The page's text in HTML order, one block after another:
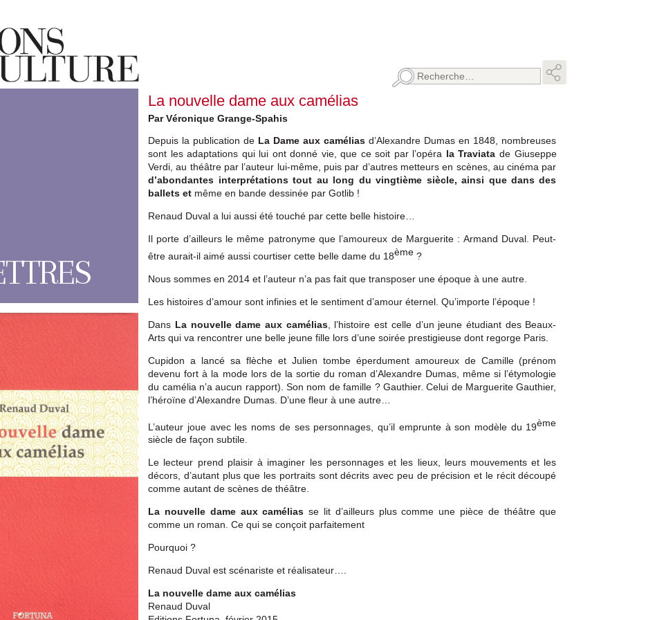
Rechercher :
La nouvelle dame aux camélias
Par Véronique Grange-Spahis
Depuis la publication de La Dame aux camélias d’Alexandre Dumas en 1848, nombreuses
sont les adaptations qui lui ont donné vie, que ce soit par l’opéra la Traviata de Giuseppe
Verdi, au théâtre par l’auteur lui-même, puis par d’autres metteurs en scènes, au cinéma par
d’abondantes interprétations tout au long du vingtième siècle, ainsi que dans des
ballets et même en bande dessinée par Gotlib !
Renaud Duval a lui aussi été touché par cette belle histoire…
Il porte d’ailleurs le même patronyme que l’amoureux de Marguerite : Armand Duval. Peut-
être aurait-il aimé aussi courtiser cette belle dame du 18ème ?
Nous sommes en 2014 et l’auteur n’a pas fait que transposer une époque à une autre.
Les histoires d’amour sont infinies et le sentiment d’amour éternel. Qu’importe l’époque !
Dans La nouvelle dame aux camélias, l’histoire est celle d’un jeune étudiant des Beaux-
Arts qui va rencontrer une belle jeune fille lors d’une soirée prestigieuse dont regorge Paris.
Cupidon a lancé sa flèche et Julien tombe éperdument amoureux de Camille (prénom
devenu fort à la mode lors de la sortie du roman d’Alexandre Dumas, même si l’étymologie
du camélia n’a aucun rapport). Son nom de famille ? Gauthier. Celui de Marguerite Gauthier,
l’héroïne d’Alexandre Dumas. D’une fleur à une autre…
L’auteur joue avec les noms de ses personnages, qu’il emprunte à son modèle du 19ème
siècle de façon subtile.
Le lecteur prend plaisir à imaginer les personnages et les lieux, leurs mouvements et les
décors, d’autant plus que les portraits sont décrits avec peu de précision et le récit découpé
comme autant de scènes de théâtre.
La nouvelle dame aux camélias se lit d’ailleurs plus comme une pièce de théâtre que
comme un roman. Ce qui se conçoit parfaitement
Pourquoi ?
Renaud Duval est scénariste et réalisateur….
La nouvelle dame aux camélias
Renaud Duval